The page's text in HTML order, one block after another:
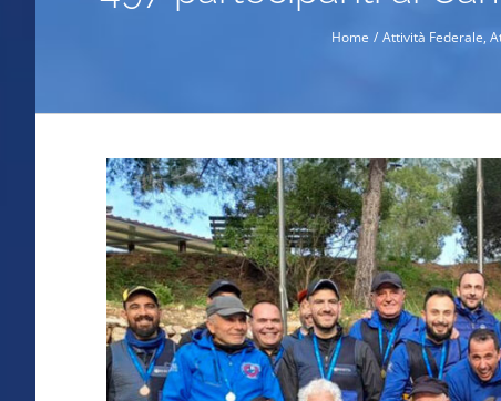
Home Attività Federale
Ingrandisci
immagine